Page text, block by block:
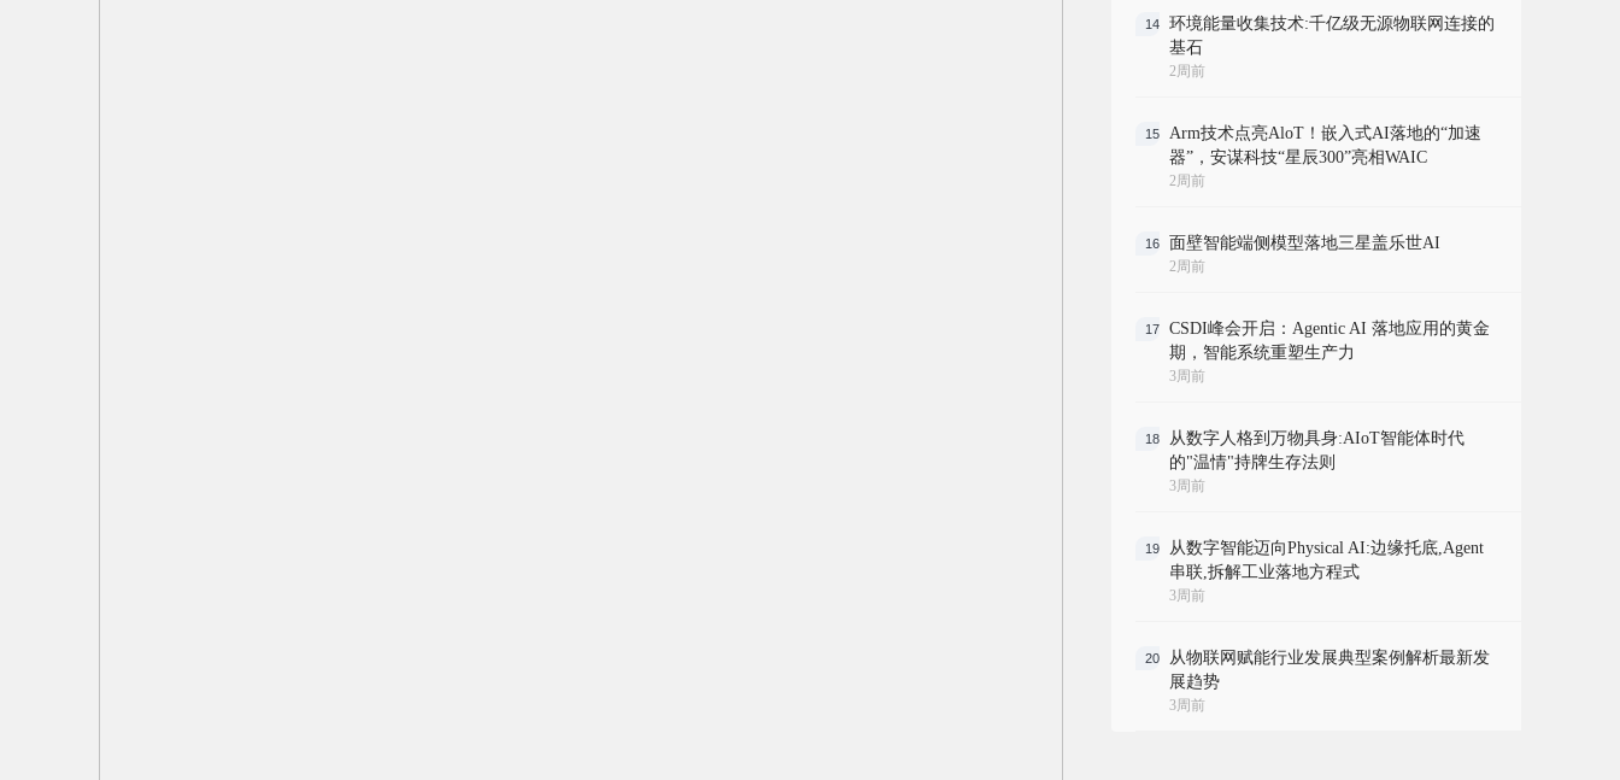
14
环境能量收集技术:千亿级无源物联网连接的
基石
2周前
15
Arm技术点亮AloT！嵌入式AI落地的“加速
器”，安谋科技“星辰300”亮相WAIC
2周前
16 面壁智能端侧模型落地三星盖乐世AI
2周前
17
CSDI峰会开启：Agentic AI 落地应用的黄金
期，智能系统重塑生产力
3周前
18
从数字人格到万物具身:AIoT智能体时代
的"温情"持牌生存法则
3周前
19
从数字智能迈向Physical AI:边缘托底,Agent
串联,拆解工业落地方程式
3周前
20
从物联网赋能行业发展典型案例解析最新发
展趋势
3周前